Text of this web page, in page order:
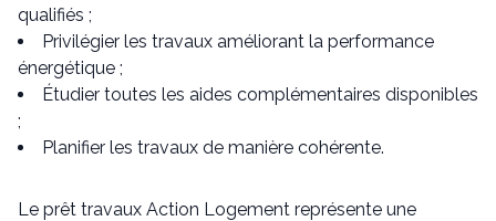
qualifiés ;
Privilégier les travaux améliorant la performance
énergétique ;
Étudier toutes les aides complémentaires disponibles
;
Planifier les travaux de manière cohérente.
Le prêt travaux Action Logement représente une